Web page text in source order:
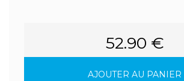
52.90 €
AJOUTER AU PANIER